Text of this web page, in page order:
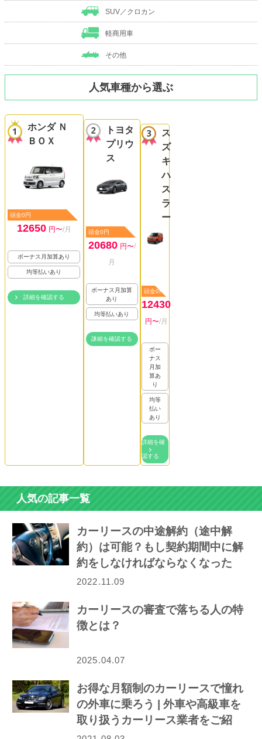
SUV／クロカン
軽商用車
その他
人気車種から選ぶ
ホンダ Ｎ
ＢＯＸ
頭金0円
12650 円〜/月
ボーナス月加算あり
均等払いあり
詳細を確認する
トヨタ
プリウ
ス
頭金0円
20680 円〜/
月
ボーナス月加算
あり
均等払いあり
詳細を確認する
ス
ズ
キ
ハ
ス
ラ
ー
頭金0円
12430
円〜/月
ボー
ナス
月加
算あ
り
均等
払い
あり
詳細を確
認する
人気の記事一覧
カーリースの中途解約（途中解
約）は可能？もし契約期間中に解
約をしなければならなくなった
ら…
2022.11.09
カーリースの審査で落ちる人の特
徴とは？
2025.04.07
お得な月額制のカーリースで憧れ
の外車に乗ろう | 外車や高級車を
取り扱うカーリース業者をご紹
介！